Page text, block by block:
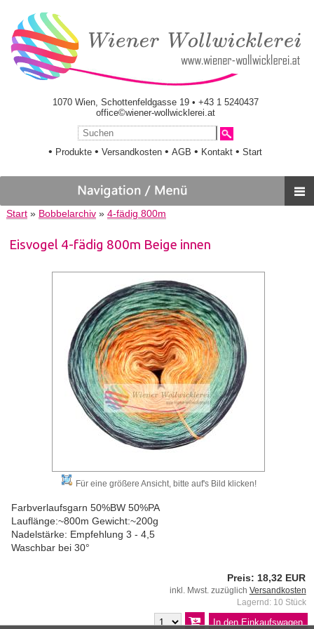
1070 Wien, Schottenfeldgasse 19 • +43 1 5240437
office©wiener-wollwicklerei.at
• Produkte •Versandkosten •AGB • Kontakt •Start
Start» Bobbelarchiv» 4-fädig 800m
Eisvogel 4-fädig 800m Beige innen
Für eine größere Ansicht, bitte auf's Bild klicken!
Farbverlaufsgarn 50%BW 50%PA
Lauflänge:~800m Gewicht:~200g
Nadelstärke: Empfehlung 3 - 4,5
Waschbar bei 30°
Preis: 18,32 EUR
inkl. Mwst. zuzüglich Versandkosten
Lagernd: 10 Stück